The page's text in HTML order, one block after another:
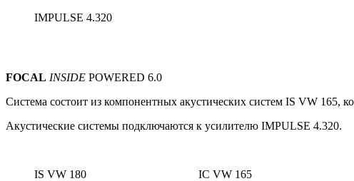
IMPULSE 4.320
FOCAL INSIDE POWERED 6.0
Система состоит из компонентных акустических систем IS VW 165,
Акустические системы подключаются к усилителю IMPULSE 4.320.
IS VW 180 IC VW 165